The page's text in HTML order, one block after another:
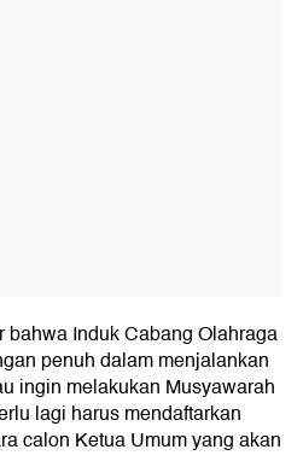
bahwa Induk Cabang Olahraga
penuh dalam menjalankan
ingin melakukan Musyawarah
lagi harus mendaftarkan
calon Ketua Umum yang akan